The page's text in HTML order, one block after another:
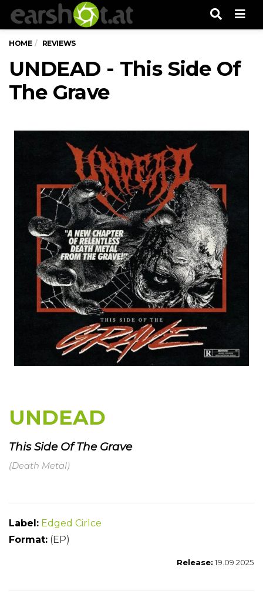
HOME REVIEWS
UNDEAD - This Side Of
The Grave
UNDEAD
This Side Of The Grave
(Death Metal)
Label: Edged Cirlce
Format: (EP)
Release:19.09.2025